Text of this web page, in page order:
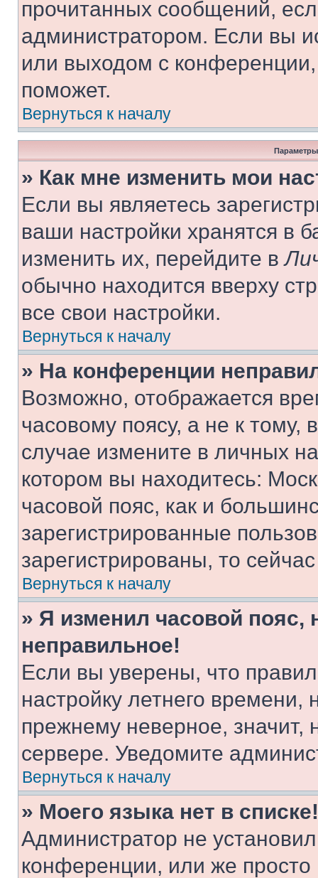
прочитанных сообщений,
администратором. Если вы
или выходом с
поможет.
Вернуться к началу
Параметры
» Как мне изменить мои
Если вы являетесь
ваши настройки хранятся в
изменить их, перейдите в
обычно находится вверху
все свои настройки.
Вернуться к началу
» На конференции
Возможно, отображается
часовому поясу, а не к тому,
случае измените в личных
котором вы находитесь:
часовой пояс, как и
зарегистрированные
зарегистрированы, то
Вернуться к началу
» Я изменил часовой пояс,
неправильное!
Если вы уверены, что
настройку летнего
прежнему неверное, значит,
сервере. Уведомите
Вернуться к началу
» Моего языка нет в списке!
Администратор не
конференции, или же